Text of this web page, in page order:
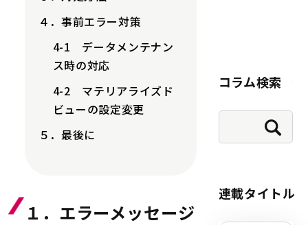
４．事前エラー対策
4-1 データメンテナン
ス時の対応
4-2 マテリアライズド
ビューの設定変更
５．最後に
１．エラーメッセージ
コラム検索
連載タイトル